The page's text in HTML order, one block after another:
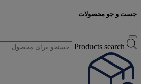
جست و جو محصولات
Products search